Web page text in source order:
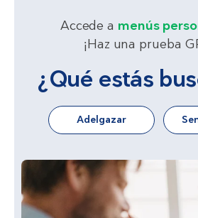
Accede a menús
¡Haz una prueba
¿Qué estás
Adelgazar